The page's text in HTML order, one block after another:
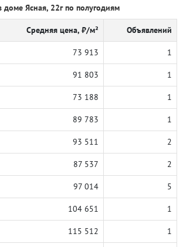
Ясная, 22г по полугодиям
Средняя цена, ₽/м² Объявлений
73 913 1
91 803 1
73 188 1
89 783 1
93 511 2
87 537 2
97 014 5
104 651 1
115 512 1